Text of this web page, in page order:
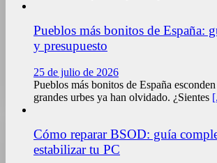
Pueblos más bonitos de España:
y presupuesto
25 de julio de 2026
Pueblos más bonitos de España
grandes urbes ya han olvidado. ¿Sientes
Cómo reparar BSOD: guía
estabilizar tu PC